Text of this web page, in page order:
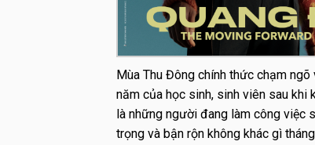
Mùa Thu Đông chính thức chạm
năm của học sinh, sinh viên sau khi
là những người đang làm công việc
trọng và bận rộn không khác gì